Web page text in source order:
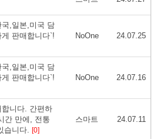
,일본,미국 담
판매합니다`!
NoOne 24.07.25
,일본,미국 담
판매합니다`!
NoOne 24.07.16
니다. 간편하
간 만에, 전통
습니다. [0]
스마트 24.07.11